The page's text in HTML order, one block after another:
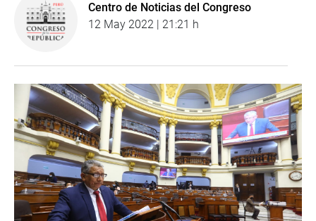
Centro de Noticias del Congreso
12 May 2022 | 21:21 h